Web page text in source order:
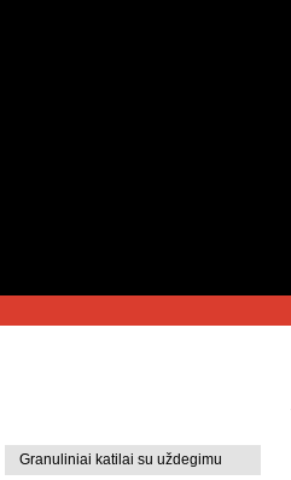
Granuliniai katilai su uždegimu